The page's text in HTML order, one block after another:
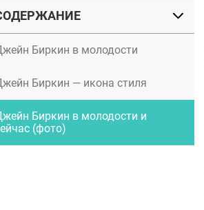
Биркин в молодости
Биркин — икона стиля
Биркин в молодости и
(фото)